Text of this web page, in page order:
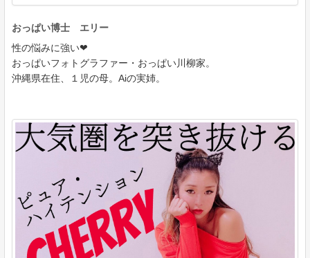
おっぱい博士 エリー
性の悩みに強い❤
おっぱいフォトグラファー・おっぱい川柳家。
沖縄県在住、１児の母。Aiの実姉。